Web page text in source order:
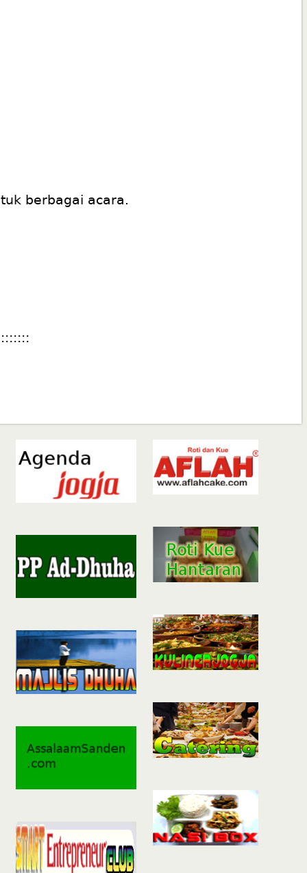
berbagai acara.